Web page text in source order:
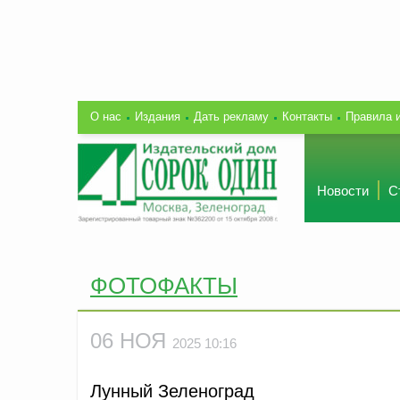
О нас Издания Дать рекламу Контакты Правила
Новости
ФОТОФАКТЫ
06 НОЯ 2025 10:16
Лунный Зеленоград